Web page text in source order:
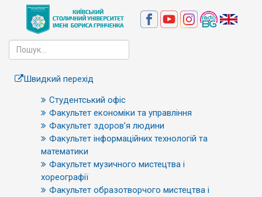
Швидкий перехід
Студентський офіс
Факультет економіки та управління
Факультет здоров’я людини
Факультет інформаційних технологій та
математики
Факультет музичного мистецтва і
хореографії
Факультет образотворчого мистецтва і